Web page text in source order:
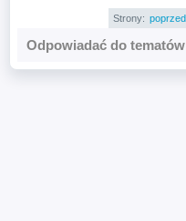
Strony:
Odpowiadać do